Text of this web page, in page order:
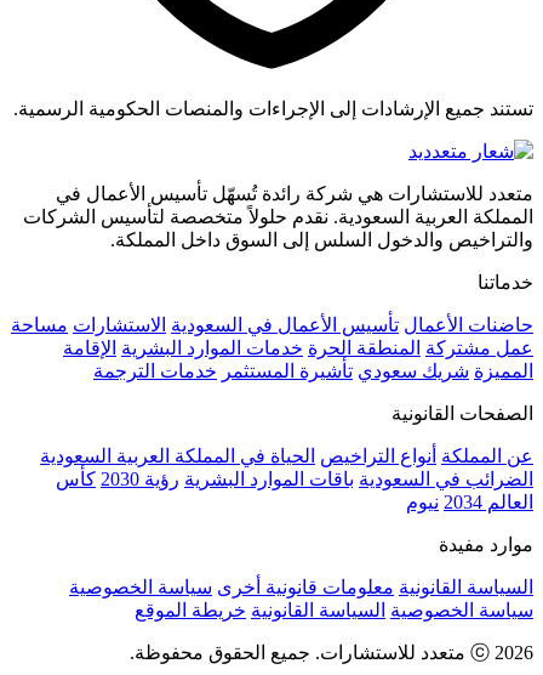
تستند جميع الإرشادات إلى الإجراءات والمنصات الحكومية الرسمية.
متعدد للاستشارات هي شركة رائدة تُسهّل تأسيس الأعمال في
المملكة العربية السعودية. نقدم حلولاً متخصصة لتأسيس الشركات
والتراخيص والدخول السلس إلى السوق داخل المملكة.
خدماتنا
حاضنات الأعمال تأسيس الأعمال في السعودية الاستشارات مساحة
عمل مشتركة المنطقة الحرة خدمات الموارد البشرية الإقامة
المميزة شريك سعودي تأشيرة المستثمر خدمات الترجمة
الصفحات القانونية
عن المملكة أنواع التراخيص الحياة في المملكة العربية السعودية
الضرائب في السعودية باقات الموارد البشرية رؤية 2030
كأس
العالم 2034
نيوم
موارد مفيدة
السياسة القانونية معلومات قانونية أخرى سياسة الخصوصية
سياسة الخصوصية السياسة القانونية خريطة الموقع
ⓒ 2026 متعدد للاستشارات. جميع الحقوق محفوظة.